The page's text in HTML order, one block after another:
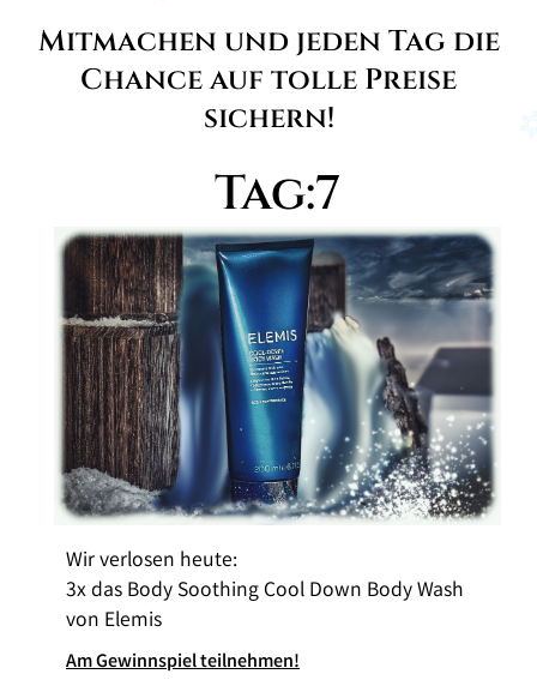
Mitmachen und jeden Tag die
Chance auf tolle Preise
sichern!
Tag:7
Wir verlosen heute:
3x das Body Soothing Cool Down Body Wash
von Elemis
Am Gewinnspiel teilnehmen!